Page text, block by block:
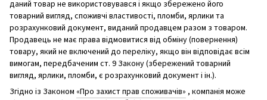
даний товар не використовувався і якщо збережено його
товарний вигляд, споживчі властивості, пломби, ярлики та
розрахунковий документ, виданий продавцем разом з товаром.
Продавець не має права відмовитися від обміну (повернення)
товару, який не включений до переліку, якщо він відповідає всім
вимогам, передбаченим ст. 9 Закону (збережений товарний
вигляд, ярлики, пломби, є розрахунковий документ і ін.).
Згідно із Законом «Про захист прав споживачів» , компанія може